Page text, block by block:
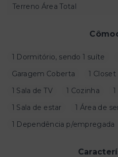
1 Dormitório, sendo 1 suíte
Garagem Coberta
1 Closet
1 Sala de TV
1 Cozinha
1 Sala de estar
1 Área de
1 Dependência p/empregada
Terreno Área Total